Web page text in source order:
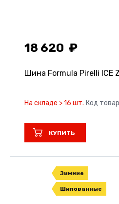
18 620
Шина Formula Pirelli ICE
На складе > 16 шт. Код
КУПИТЬ
Зимние
Шипованные